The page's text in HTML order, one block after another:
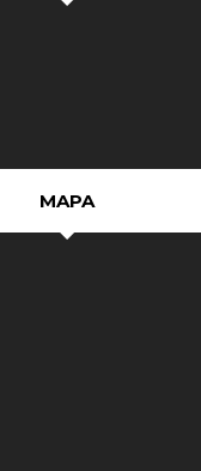
MAPA